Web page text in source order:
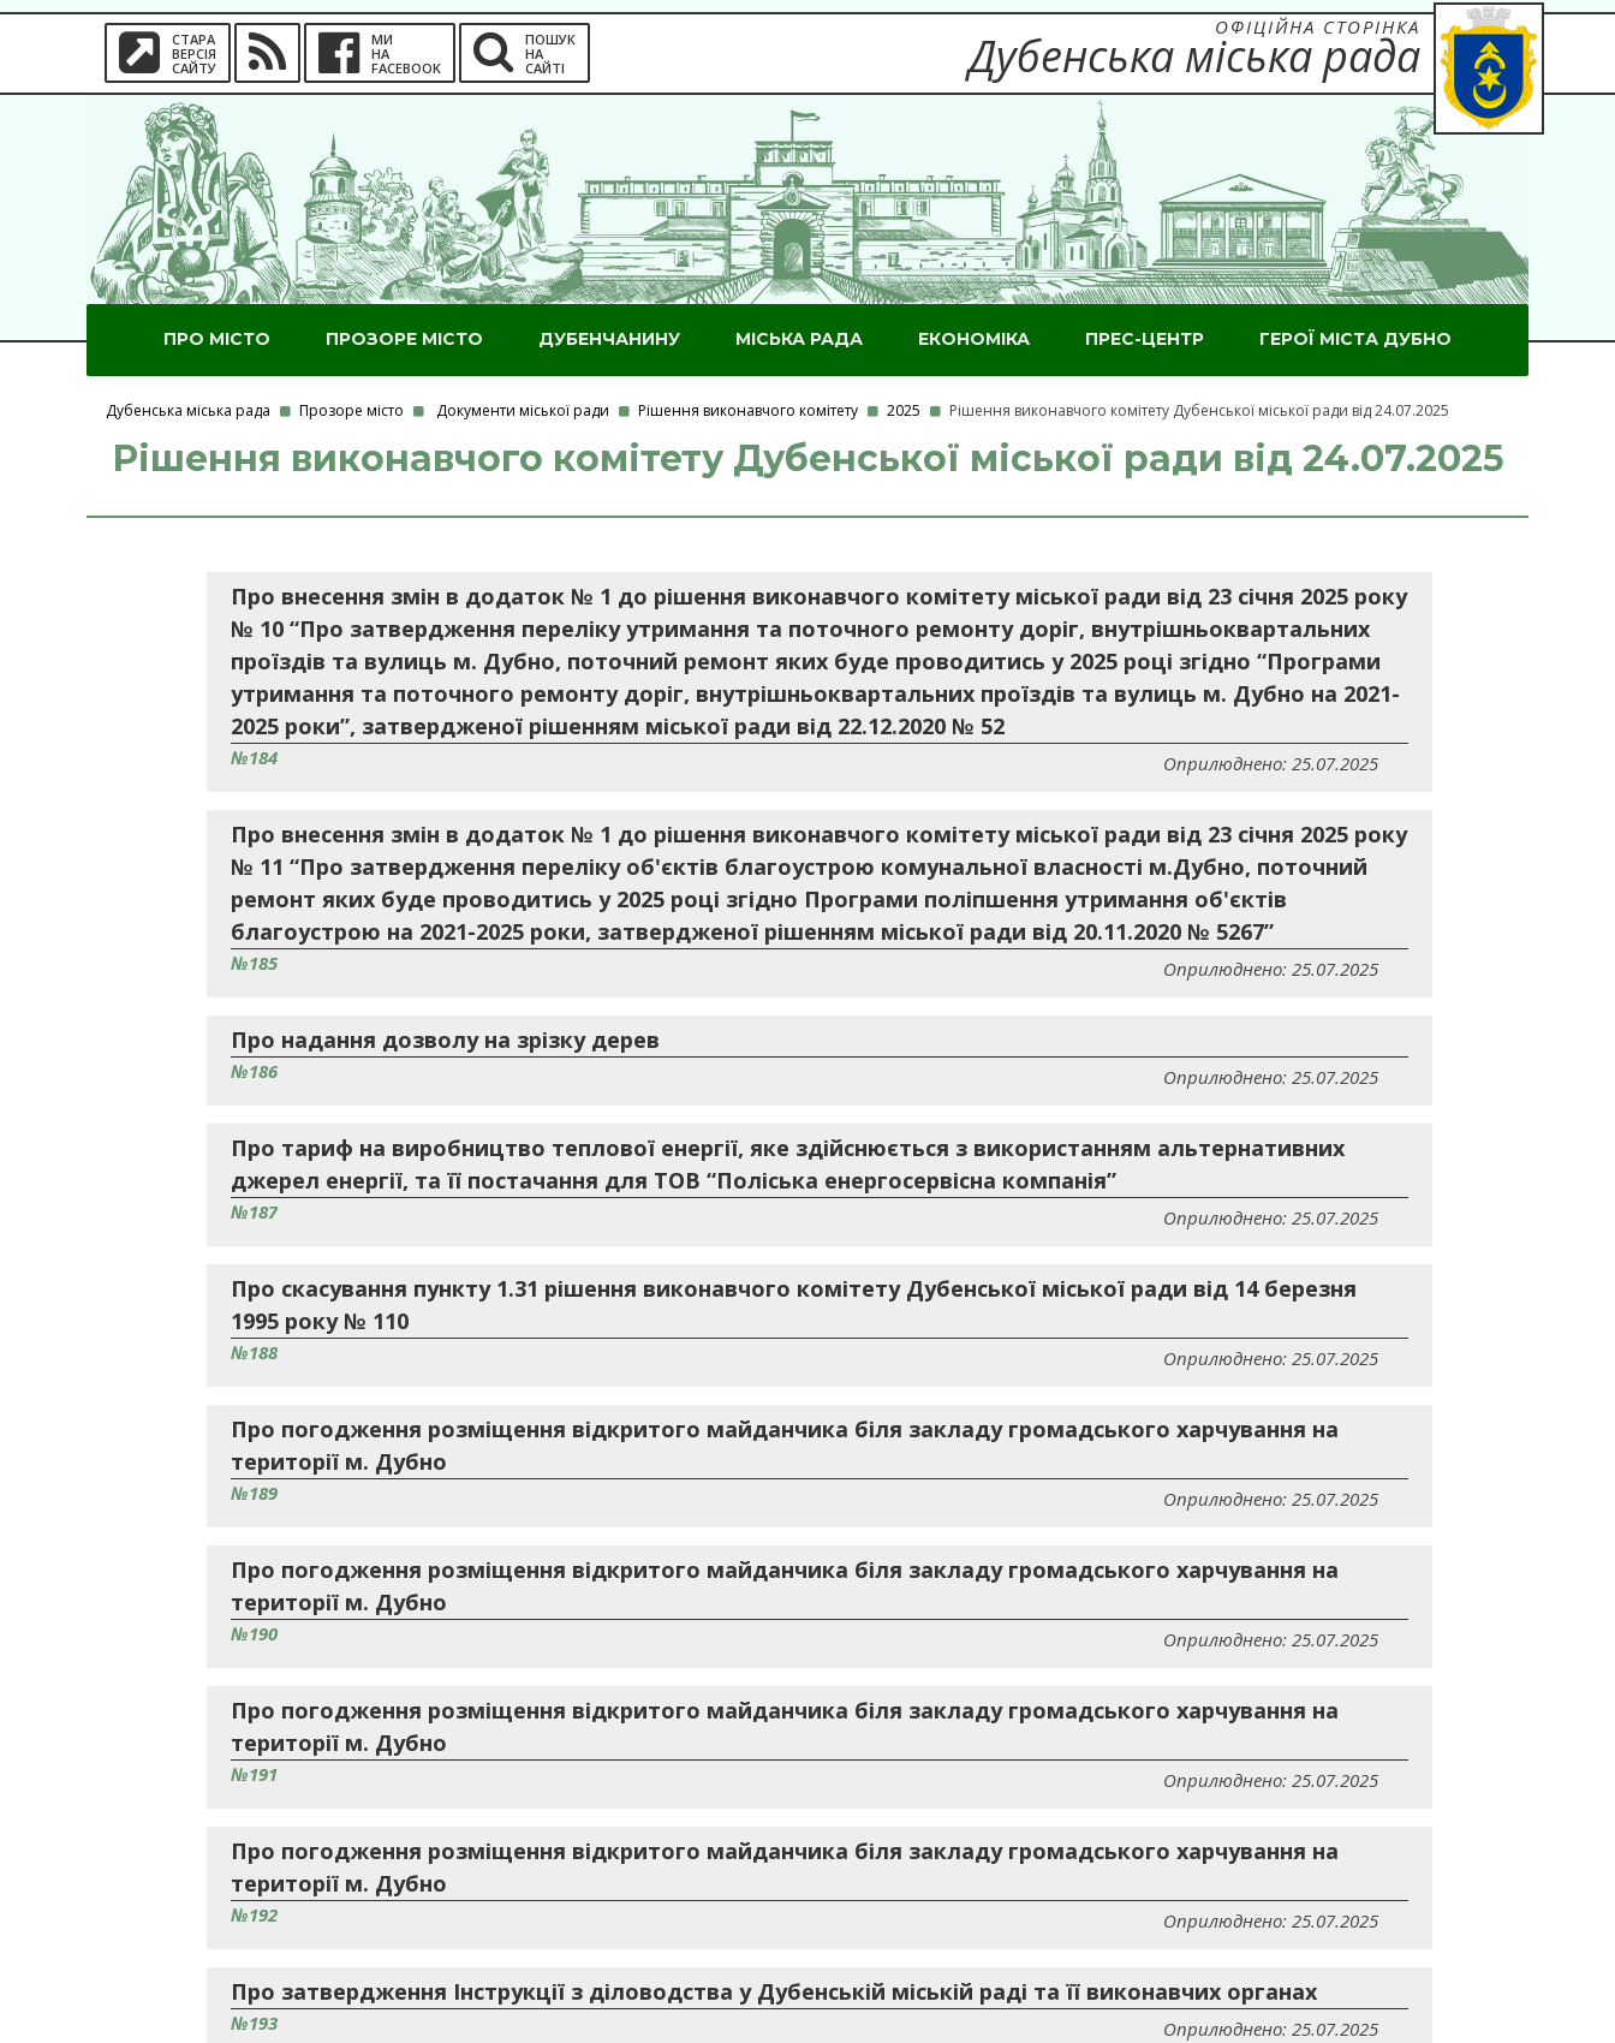
СТАРА
ВЕРСІЯ
САЙТУ
МИ
НА
FACEBOOK
ПОШУК
НА
САЙТІ
ОФІЦІЙНА СТОРІНКА
Дубенська міська рада
ПРО МІСТО ПРОЗОРЕ МІСТО ДУБЕНЧАНИНУ МІСЬКА РАДА ЕКОНОМІКА ПРЕС-ЦЕНТР ГЕРОЇ МІСТА ДУБНО
Дубенська міська рада Прозоре місто Документи міської ради Рішення виконавчого комітету 2025 Рішення виконавчого комітету Дубенської міської ради від 24.07.2025
Рішення виконавчого комітету Дубенської міської ради від 24.07.2025
Про внесення змін в додаток № 1 до рішення виконавчого комітету міської ради від 23 січня 2025 року
№ 10 “Про затвердження переліку утримання та поточного ремонту доріг, внутрішньоквартальних
проїздів та вулиць м. Дубно, поточний ремонт яких буде проводитись у 2025 році згідно “Програми
утримання та поточного ремонту доріг, внутрішньоквартальних проїздів та вулиць м. Дубно на 2021-
2025 роки”, затвердженої рішенням міської ради від 22.12.2020 № 52
№184 Оприлюднено: 25.07.2025
Про внесення змін в додаток № 1 до рішення виконавчого комітету міської ради від 23 січня 2025 року
№ 11 “Про затвердження переліку об'єктів благоустрою комунальної власності м.Дубно, поточний
ремонт яких буде проводитись у 2025 році згідно Програми поліпшення утримання об'єктів
благоустрою на 2021-2025 роки, затвердженої рішенням міської ради від 20.11.2020 № 5267”
№185 Оприлюднено: 25.07.2025
Про надання дозволу на зрізку дерев
№186 Оприлюднено: 25.07.2025
Про тариф на виробництво теплової енергії, яке здійснюється з використанням альтернативних
джерел енергії, та її постачання для ТОВ “Поліська енергосервісна компанія”
№187 Оприлюднено: 25.07.2025
Про скасування пункту 1.31 рішення виконавчого комітету Дубенської міської ради від 14 березня
1995 року № 110
№188 Оприлюднено: 25.07.2025
Про погодження розміщення відкритого майданчика біля закладу громадського харчування на
території м. Дубно
№189 Оприлюднено: 25.07.2025
Про погодження розміщення відкритого майданчика біля закладу громадського харчування на
території м. Дубно
№190 Оприлюднено: 25.07.2025
Про погодження розміщення відкритого майданчика біля закладу громадського харчування на
території м. Дубно
№191 Оприлюднено: 25.07.2025
Про погодження розміщення відкритого майданчика біля закладу громадського харчування на
території м. Дубно
№192 Оприлюднено: 25.07.2025
Про затвердження Інструкції з діловодства у Дубенській міській раді та її виконавчих органах
№193 Оприлюднено: 25.07.2025